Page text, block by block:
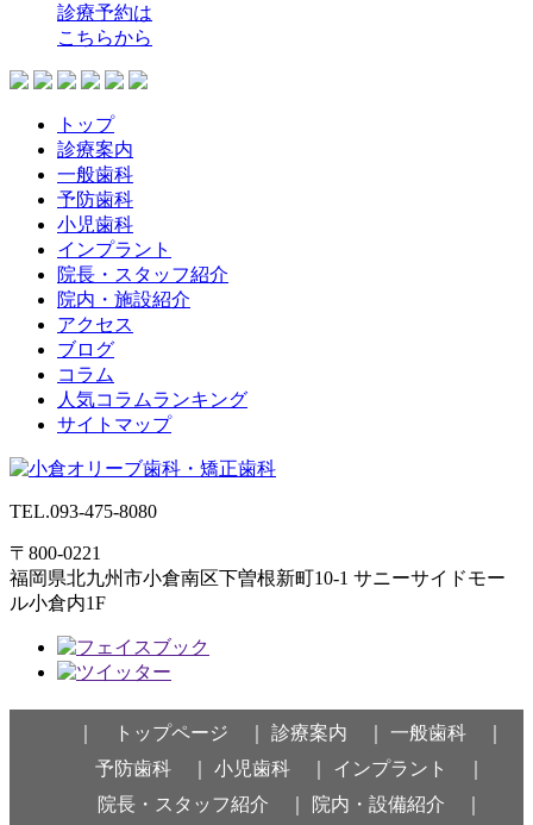
診療予約は
こちらから
トップ
診療案内
一般歯科
予防歯科
小児歯科
インプラント
院長・スタッフ紹介
院内・施設紹介
アクセス
ブログ
コラム
人気コラムランキング
サイトマップ
TEL.093-475-8080
〒800-0221
福岡県北九州市小倉南区下曽根新町10-1 サニーサイドモー
ル小倉内1F
｜ トップページ ｜ 診療案内 ｜
一般歯科 ｜
予防歯科 ｜
小児歯科 ｜
インプラント ｜
院長・スタッフ紹介 ｜
院内・設備紹介 ｜